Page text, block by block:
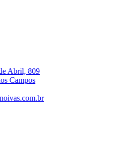
Abril, 809
Campos